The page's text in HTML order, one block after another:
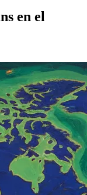
en el